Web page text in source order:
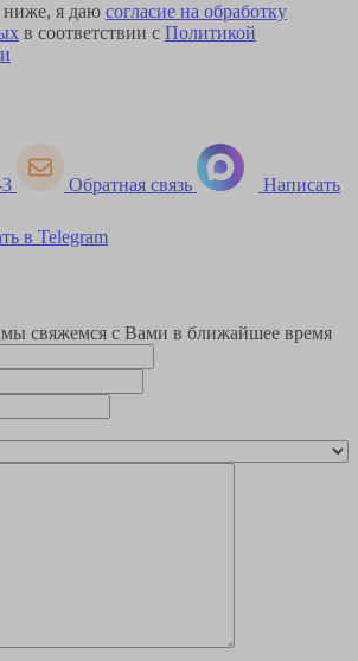
я даю согласие на обработку
в соответствии с Политикой
Обратная связь Написать
в Telegram
свяжемся с Вами в ближайшее время